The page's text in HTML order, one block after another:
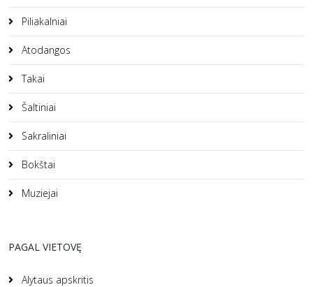
Piliakalniai
Atodangos
Takai
Šaltiniai
Sakraliniai
Bokštai
Muziejai
PAGAL VIETOVĘ
Alytaus apskritis